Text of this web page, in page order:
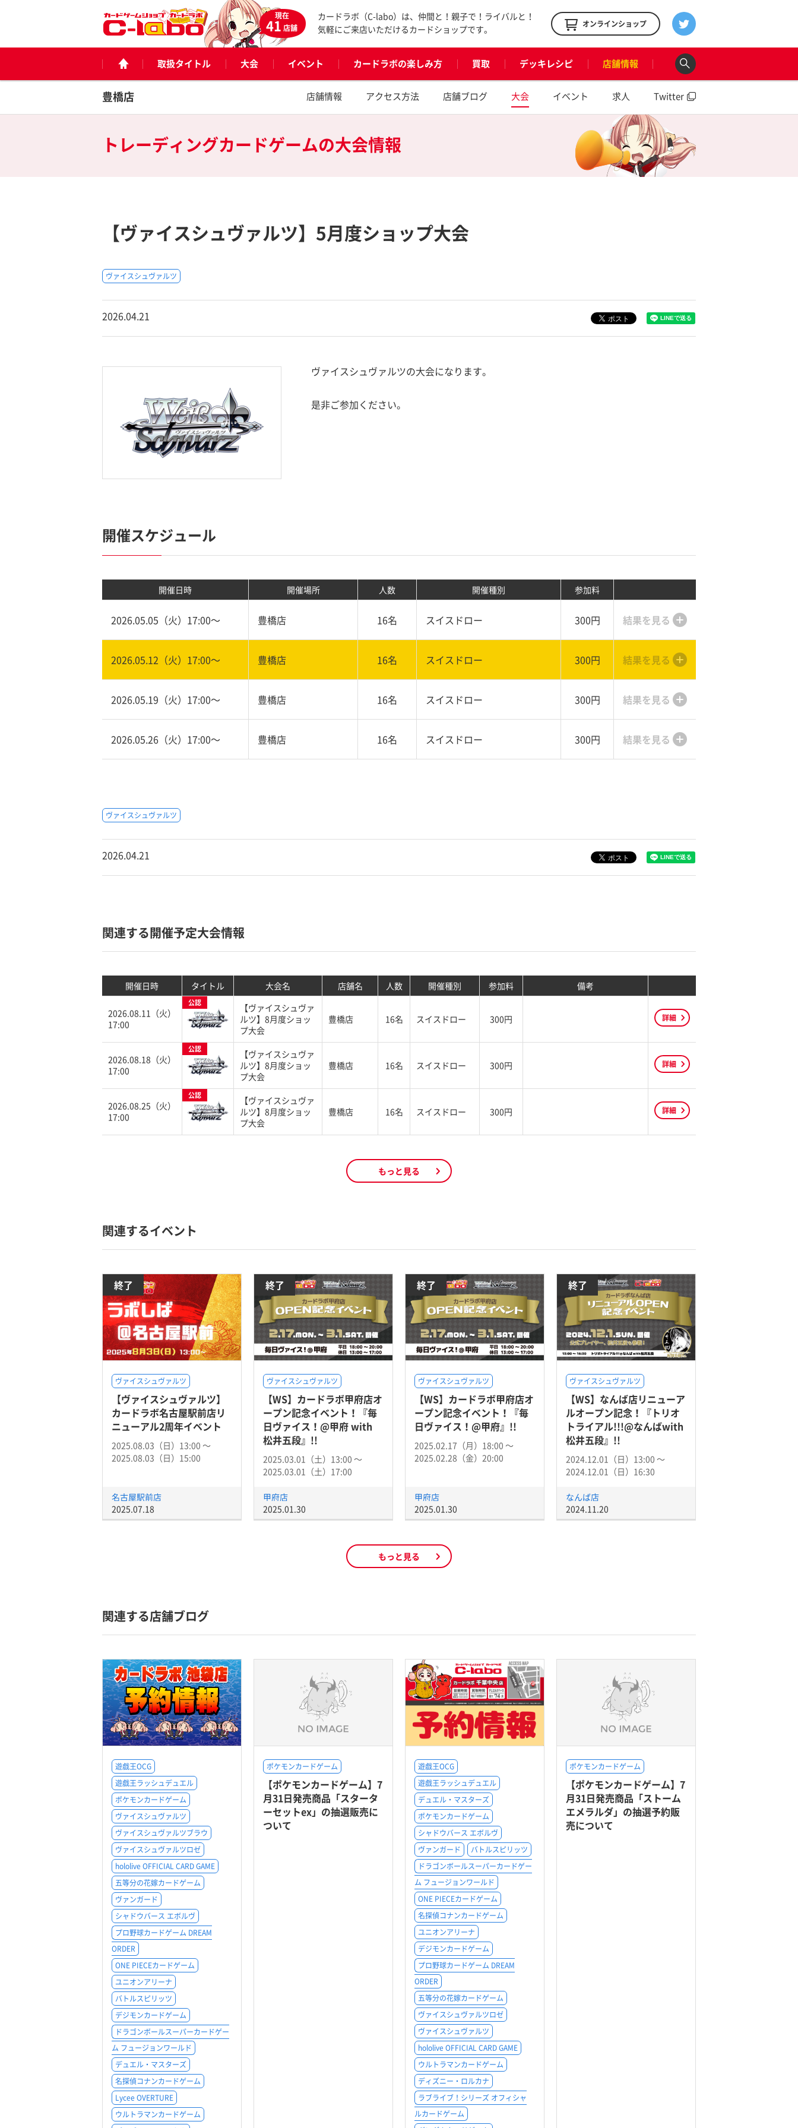
現在
41店舗
カードラボ（C-labo）は、仲間と！親子で！ライバルと！
気軽にご来店いただけるカードショップです。
オンラインショップ
取扱タイトル 大会 イベント カードラボの楽しみ方 買取 デッキレシピ 店舗情報
豊橋店 店舗情報 アクセス方法 店舗ブログ 大会 イベント 求人 Twitter
トレーディングカードゲームの大会情報
【ヴァイスシュヴァルツ】5月度ショップ大会
ヴァイスシュヴァルツ
2026.04.21
ヴァイスシュヴァルツの大会になります。
是非ご参加ください。
開催スケジュール
開催日時 開催場所 人数 開催種別 参加料
2026.05.05（火）17:00〜 豊橋店 16名 スイスドロー 300円 結果を見る
2026.05.12（火）17:00〜 豊橋店 16名 スイスドロー 300円 結果を見る
2026.05.19（火）17:00〜 豊橋店 16名 スイスドロー 300円 結果を見る
2026.05.26（火）17:00〜 豊橋店 16名 スイスドロー 300円 結果を見る
ヴァイスシュヴァルツ
2026.04.21
関連する開催予定大会情報
開催日時 タイトル 大会名 店舗名 人数 開催種別 参加料 備考
2026.08.11（火）
17:00
公認
【ヴァイスシュヴァ
ルツ】8月度ショッ
プ大会
豊橋店 16名 スイスドロー 300円 詳細
2026.08.18（火）
17:00
公認
【ヴァイスシュヴァ
ルツ】8月度ショッ
プ大会
豊橋店 16名 スイスドロー 300円 詳細
2026.08.25（火）
17:00
公認
【ヴァイスシュヴァ
ルツ】8月度ショッ
プ大会
豊橋店 16名 スイスドロー 300円 詳細
もっと見る
関連するイベント
終了
ヴァイスシュヴァルツ
【ヴァイスシュヴァルツ】
カードラボ名古屋駅前店リ
ニューアル2周年イベント
2025.08.03（日）13:00 〜
2025.08.03（日）15:00
名古屋駅前店
2025.07.18
終了
ヴァイスシュヴァルツ
【WS】カードラボ甲府店オ
ープン記念イベント！『毎
日ヴァイス！@甲府 with
松井五段』!!
2025.03.01（土）13:00 〜
2025.03.01（土）17:00
甲府店
2025.01.30
終了
ヴァイスシュヴァルツ
【WS】カードラボ甲府店オ
ープン記念イベント！『毎
日ヴァイス！@甲府』!!
2025.02.17（月）18:00 〜
2025.02.28（金）20:00
甲府店
2025.01.30
終了
ヴァイスシュヴァルツ
【WS】なんば店リニューア
ルオープン記念！『トリオ
トライアル!!!@なんばwith
松井五段』!!
2024.12.01（日）13:00 〜
2024.12.01（日）16:30
なんば店
2024.11.20
もっと見る
関連する店舗ブログ
遊戯王OCG
遊戯王ラッシュデュエル
ポケモンカードゲーム
ヴァイスシュヴァルツ
ヴァイスシュヴァルツブラウ
ヴァイスシュヴァルツロゼ
hololive OFFICIAL CARD GAME
五等分の花嫁カードゲーム
ヴァンガード
シャドウバース エボルヴ
プロ野球カードゲーム DREAM
ORDER
ONE PIECEカードゲーム
ユニオンアリーナ
バトルスピリッツ
デジモンカードゲーム
ドラゴンボールスーパーカードゲー
ム フュージョンワールド
デュエル・マスターズ
名探偵コナンカードゲーム
Lycee OVERTURE
ウルトラマンカードゲーム
ポケモンカードゲーム
【ポケモンカードゲーム】7
月31日発売商品「スタータ
ーセットex」の抽選販売に
ついて
遊戯王OCG
遊戯王ラッシュデュエル
デュエル・マスターズ
ポケモンカードゲーム
シャドウバース エボルヴ
ヴァンガード
バトルスピリッツ
ドラゴンボールスーパーカードゲー
ム フュージョンワールド
ONE PIECEカードゲーム
名探偵コナンカードゲーム
ユニオンアリーナ
デジモンカードゲーム
プロ野球カードゲーム DREAM
ORDER
五等分の花嫁カードゲーム
ヴァイスシュヴァルツロゼ
ヴァイスシュヴァルツ
hololive OFFICIAL CARD GAME
ウルトラマンカードゲーム
ディズニー・ロルカナ
ラブライブ！シリーズ オフィシャ
ルカードゲーム
ポケモンカードゲーム
【ポケモンカードゲーム】7
月31日発売商品「ストーム
エメラルダ」の抽選予約販
売について